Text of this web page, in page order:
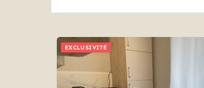
EXCLUSIVITÉ